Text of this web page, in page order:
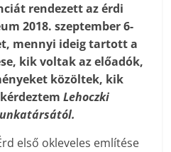
rendezett az érdi
2018. szeptember 6-
mennyi ideig tartott a
kik voltak az előadók,
közöltek, kik
Lehoczki
első okleveles említése